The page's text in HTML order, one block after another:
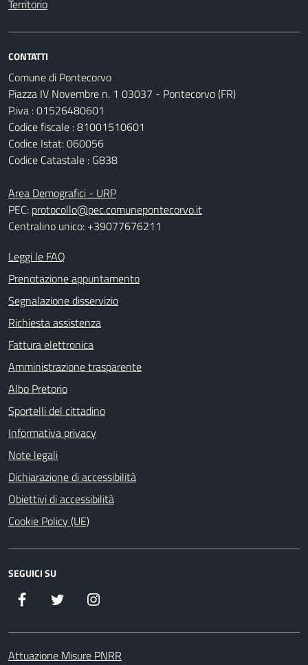
Territorio
CONTATTI
Comune di Pontecorvo
Piazza IV Novembre n. 1 03037 - Pontecorvo (FR)
P.iva : 01526480601
Codice fiscale : 81001510601
Codice Istat: 060056
Codice Catastale : G838
Area Demografici - URP
PEC: protocollo@pec.comunepontecorvo.it
Centralino unico: +39077676211
Leggi le FAQ
Prenotazione appuntamento
Segnalazione disservizio
Richiesta assistenza
Fattura elettronica
Amministrazione trasparente
Albo Pretorio
Sportelli del cittadino
Informativa privacy
Note legali
Dichiarazione di accessibilità
Obiettivi di accessibilità
Cookie Policy (UE)
SEGUICI SU
Facebook Twitter
Attuazione Misure PNRR